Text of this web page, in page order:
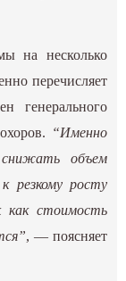
на несколько
перечисляет
генерального
“Именно
объем
резкому росту
стоимость
, — поясняет